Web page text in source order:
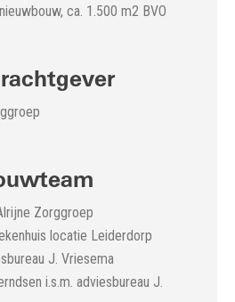
ca. 1.500 m2 BVO
Zorggroep
locatie Leiderdorp
J. Vriesema
i.s.m. adviesbureau J.